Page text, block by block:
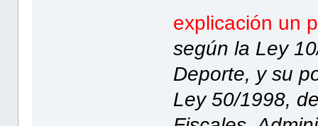
explicación un
según la Ley
Deporte, y su
Ley 50/1998,